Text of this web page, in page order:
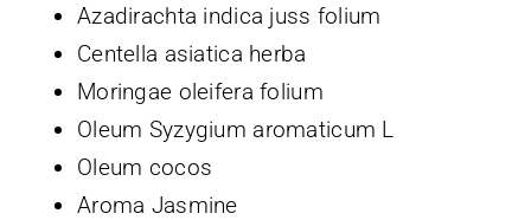
Azadirachta indica juss folium
Centella asiatica herba
Moringae oleifera folium
Oleum Syzygium aromaticum L
Oleum cocos
Aroma Jasmine